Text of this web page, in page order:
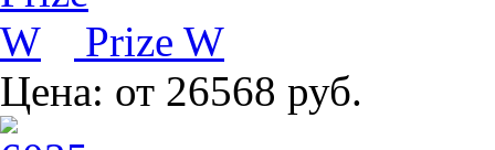
Prize W
Цена: от 26568 руб.